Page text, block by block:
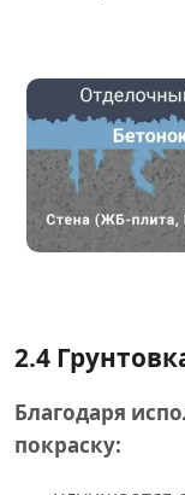
2.4
Благодаря
покраску: